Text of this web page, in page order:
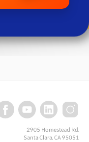
2905 Homestead Rd,
Santa Clara, CA 95051